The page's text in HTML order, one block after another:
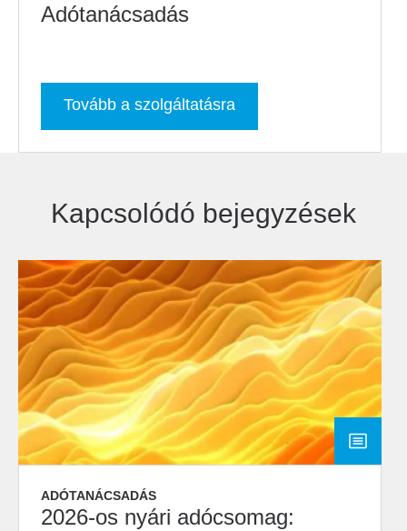
Adótanácsadás
Tovább a szolgáltatásra
Kapcsolódó bejegyzések
ADÓTANÁCSADÁS
2026-os nyári adócsomag: